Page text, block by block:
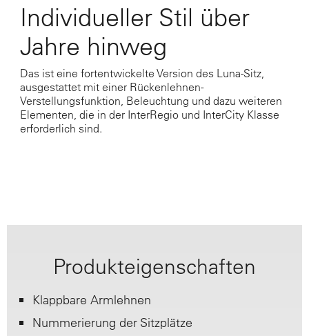
Individueller Stil über
Jahre hinweg
Das ist eine fortentwickelte Version des Luna-Sitz,
ausgestattet mit einer Rückenlehnen-
Verstellungsfunktion, Beleuchtung und dazu weiteren
Elementen, die in der InterRegio und InterCity Klasse
erforderlich sind.
Produkteigenschaften
Klappbare Armlehnen
Nummerierung der Sitzplätze